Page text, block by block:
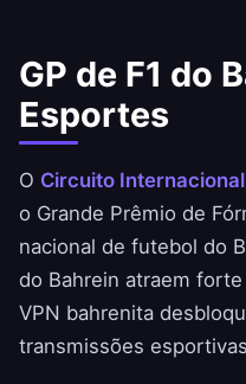
GP de F1 do
Esportes
O Circuito
o Grande Prêmio de
nacional de futebol do
do Bahrein atraem
VPN bahrenita
transmissões